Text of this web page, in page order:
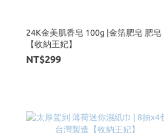
24K金美肌香皂 100g |金箔肥皂 肥皂
【收納王妃】
NT$299